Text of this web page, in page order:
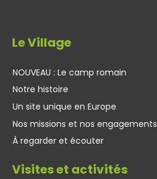
Le Village
NOUVEAU : Le camp romain
Notre histoire
Un site unique en Europe
Nos missions et nos engagements
À regarder et écouter
Visites et activités